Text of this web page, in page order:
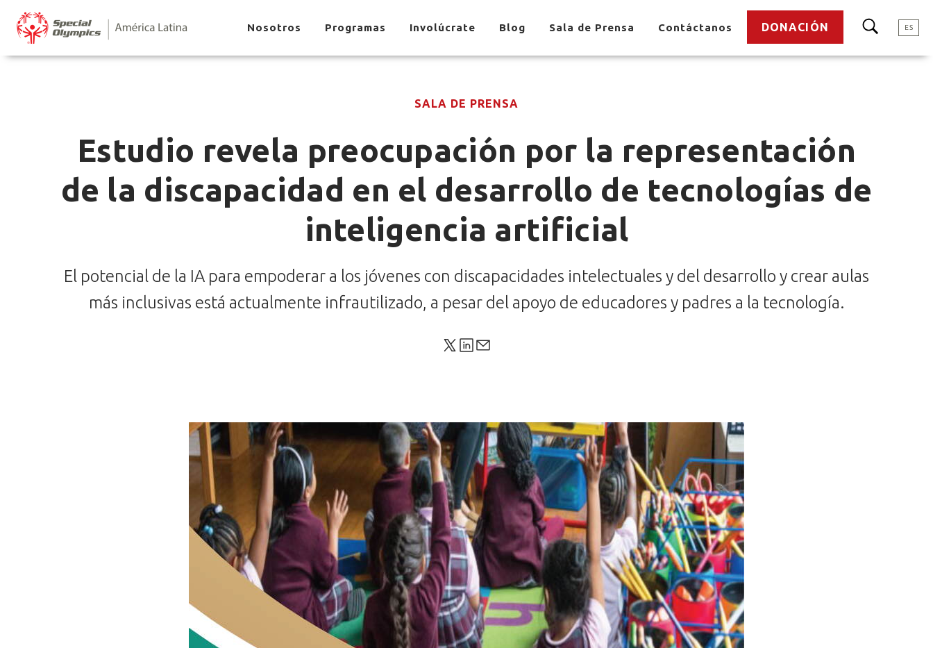
Nosotros Programas Involúcrate Blog Sala de Prensa Contáctanos DONACIÓN ES
SALA DE PRENSA
Estudio revela preocupación por la representación
de la discapacidad en el desarrollo de tecnologías de
inteligencia artificial
El potencial de la IA para empoderar a los jóvenes con discapacidades intelectuales y del desarrollo y crear aulas
más inclusivas está actualmente infrautilizado, a pesar del apoyo de educadores y padres a la tecnología.